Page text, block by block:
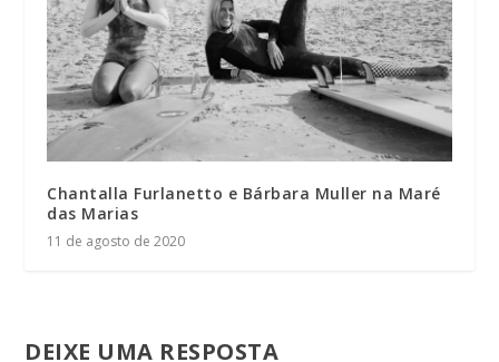
Chantalla Furlanetto e Bárbara Muller na Maré
das Marias
11 de agosto de 2020
DEIXE UMA RESPOSTA